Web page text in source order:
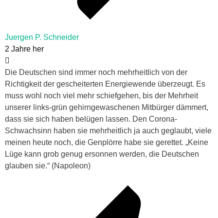
Juergen P. Schneider
2 Jahre her
Die Deutschen sind immer noch mehrheitlich von der
Richtigkeit der gescheiterten Energiewende überzeugt. Es
muss wohl noch viel mehr schiefgehen, bis der Mehrheit
unserer links-grün gehirngewaschenen Mitbürger dämmert,
dass sie sich haben belügen lassen. Den Corona-
Schwachsinn haben sie mehrheitlich ja auch geglaubt, viele
meinen heute noch, die Genplörre habe sie gerettet. „Keine
Lüge kann grob genug ersonnen werden, die Deutschen
glauben sie.“ (Napoleon)